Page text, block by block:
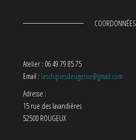
COORDONNÉES
Atelier : 06 49 79 85 75
Email : leschipiesdeugenie@gmail.com
Adresse :
15 rue des lavandières
52500 ROUGEUX